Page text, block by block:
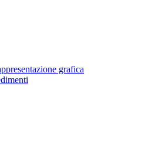
grafica